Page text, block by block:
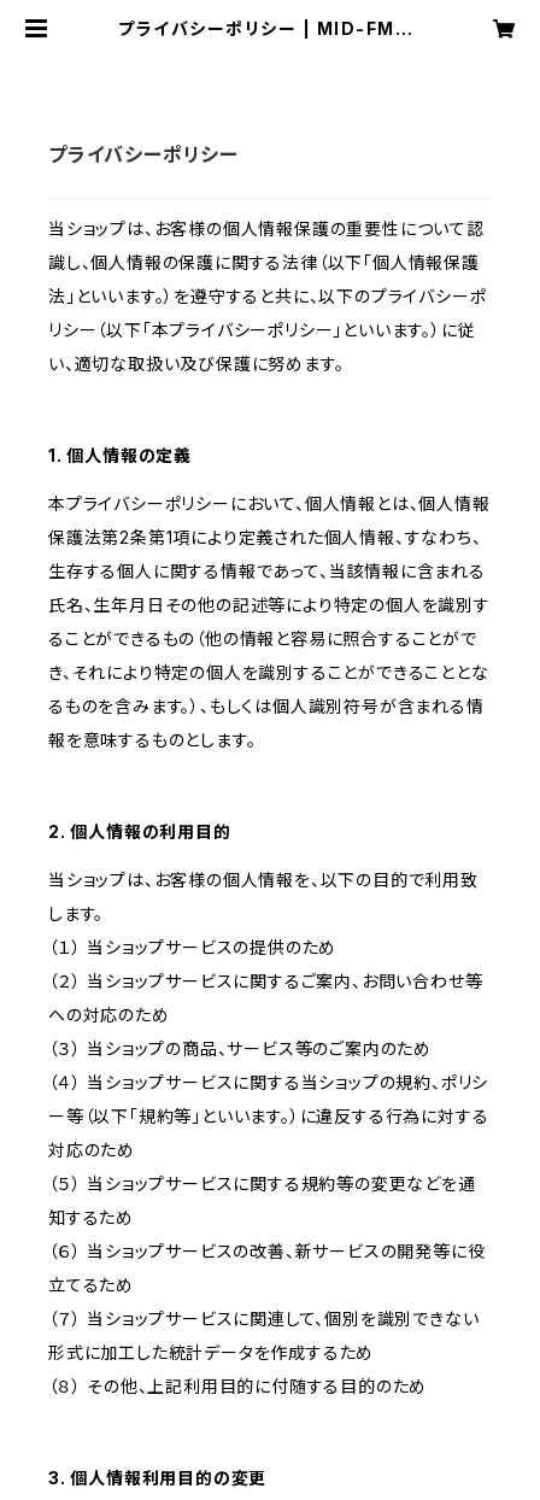
プライバシーポリシー | MID-FM76
プライバシーポリシー
当ショップは、お客様の個人情報保護の重要性について認
識し、個人情報の保護に関する法律（以下「個人情報保護
法」といいます。）を遵守すると共に、以下のプライバシーポ
リシー（以下「本プライバシーポリシー」といいます。）に従
い、適切な取扱い及び保護に努めます。
1. 個人情報の定義
本プライバシーポリシーにおいて、個人情報とは、個人情報
保護法第2条第1項により定義された個人情報、すなわち、
生存する個人に関する情報であって、当該情報に含まれる
氏名、生年月日その他の記述等により特定の個人を識別す
ることができるもの（他の情報と容易に照合することがで
き、それにより特定の個人を識別することができることとな
るものを含みます。）、もしくは個人識別符号が含まれる情
報を意味するものとします。
2. 個人情報の利用目的
当ショップは、お客様の個人情報を、以下の目的で利用致
します。
（１） 当ショップサービスの提供のため
（２） 当ショップサービスに関するご案内、お問い合わせ等
への対応のため
（３） 当ショップの商品、サービス等のご案内のため
（４） 当ショップサービスに関する当ショップの規約、ポリシ
ー等（以下「規約等」といいます。）に違反する行為に対する
対応のため
（５） 当ショップサービスに関する規約等の変更などを通
知するため
（６） 当ショップサービスの改善、新サービスの開発等に役
立てるため
（７） 当ショップサービスに関連して、個別を識別できない
形式に加工した統計データを作成するため
（８） その他、上記利用目的に付随する目的のため
3. 個人情報利用目的の変更